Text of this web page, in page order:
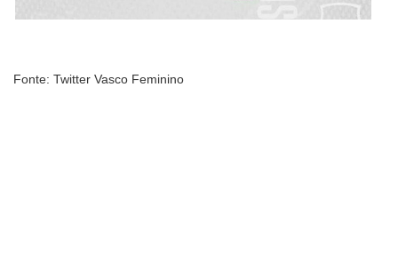
Fonte: Twitter Vasco Feminino